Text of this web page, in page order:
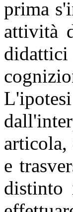
prima
attività
didattici
e
distinto